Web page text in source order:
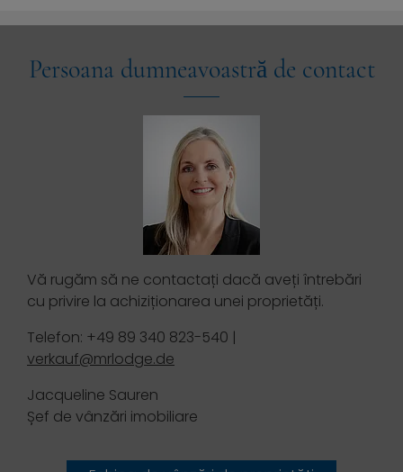
Persoana dumneavoastră de contact
Vă rugăm să ne contactați dacă aveți întrebări
cu privire la achiziționarea unei proprietăți.
Telefon: +49 89 340 823-540 |
verkauf@mrlodge.de
Jacqueline Sauren
Șef de vânzări imobiliare